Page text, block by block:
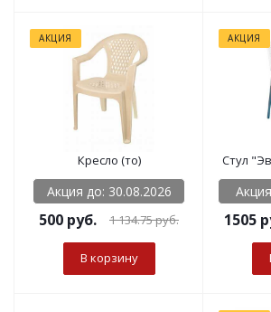
АКЦИЯ
Кресло (то)
Акция до: 30.08.2026
500 руб. 1 134.75руб.
В корзину
АКЦИЯ
1505